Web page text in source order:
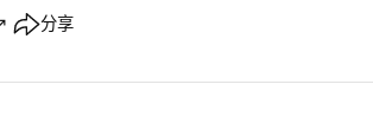
↗ 分享